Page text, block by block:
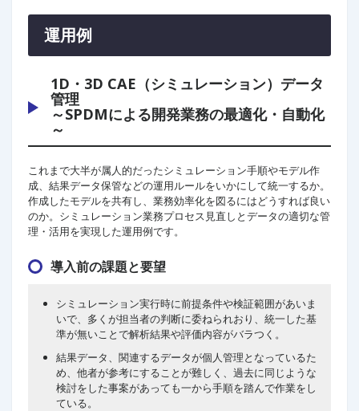
運用例
1D・3D CAE（シミュレーション）データ
管理
～SPDMによる開発業務の最適化・自動化
～
これまで大半が属人的だったシミュレーション手順やモデル作
成、結果データ保管などの運用ルールをいかにして統一するか。
作成したモデルを共有し、業務効率化を図るにはどうすれば良い
のか。シミュレーション業務プロセス見直しとデータの適切な管
理・活用を実現した運用例です。
導入前の課題と要望
シミュレーション実行時に前提条件や検証範囲があいま
いで、多くが担当者の判断に委ねられおり、統一した基
準が無いことで解析結果や評価内容がバラつく。
結果データ、関連するデータが個人管理となっているた
め、他者が参考にすることが難しく、過去に同じような
検討をした事案があっても一から手順を踏んで作業をし
ている。